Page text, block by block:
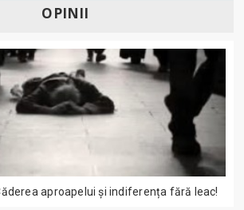
OPINII
aproapelui și indiferența fără leac!